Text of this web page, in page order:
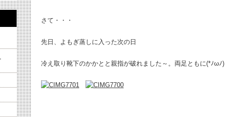
さて・・・
先日、よもぎ蒸しに入った次の日
冷え取り靴下のかかとと親指が破れました～。両足ともに(*ﾉωﾉ)